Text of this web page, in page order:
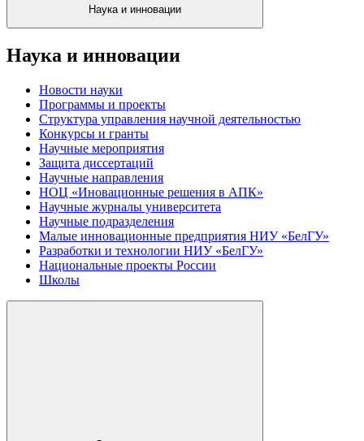
Наука и инновации
Наука и инновации
Новости науки
Программы и проекты
Структура управления научной деятельностью
Конкурсы и гранты
Научные мероприятия
Защита диссертаций
Научные направления
НОЦ «Иновационные решения в АПК»
Научные журналы университета
Научные подразделения
Малые инновационные предприятия НИУ «БелГУ»
Разработки и технологии НИУ «БелГУ»
Национальные проекты России
Школы